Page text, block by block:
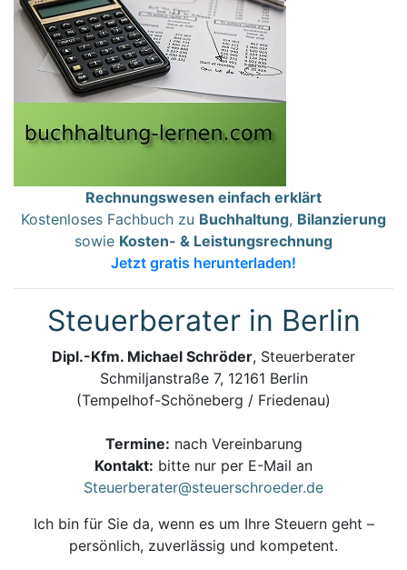
Rechnungswesen einfach erklärt
Kostenloses Fachbuch zu Buchhaltung, Bilanzierung
sowie Kosten- & Leistungsrechnung
Jetzt gratis herunterladen!
Steuerberater in Berlin
Dipl.-Kfm. Michael Schröder, Steuerberater
Schmiljanstraße 7, 12161 Berlin
(Tempelhof-Schöneberg / Friedenau)
Termine: nach Vereinbarung
Kontakt: bitte nur per E-Mail an
Steuerberater@steuerschroeder.de
Ich bin für Sie da, wenn es um Ihre Steuern geht –
persönlich, zuverlässig und kompetent.